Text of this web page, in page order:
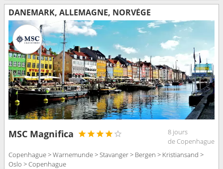
DANEMARK, ALLEMAGNE, NORVÈGE
MSC Magnifica
8 jours
de Copenhague
Copenhague > Warnemunde > Stavanger > Bergen > Kristiansand >
Oslo > Copenhague